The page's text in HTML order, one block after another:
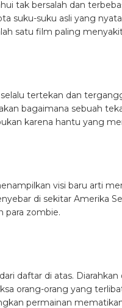
Film arahan Bajong
Film Petualangan
pasti sudah tidak asing
sudah diremake
mana setiap orang yang
atau merangkak di